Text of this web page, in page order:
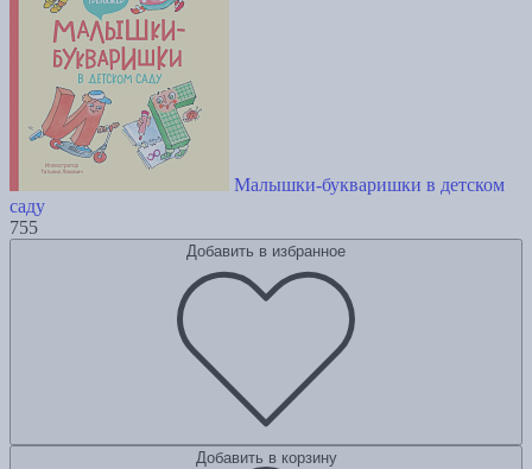
Малышки-букваришки в детском
саду
755
Добавить в избранное
Добавить в корзину